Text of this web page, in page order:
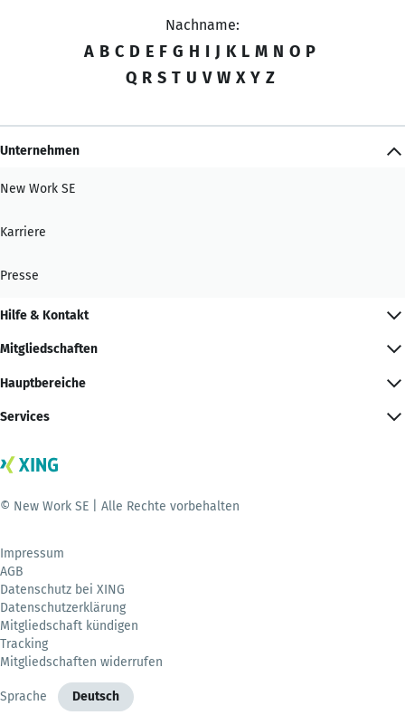
Nachname:
A B C D E F G H I J K L M N O P
Q R S T U V W X Y Z
Unternehmen
New Work SE
Karriere
Presse
Hilfe & Kontakt
Mitgliedschaften
Hauptbereiche
Services
© New Work SE | Alle Rechte vorbehalten
Impressum
AGB
Datenschutz bei XING
Datenschutzerklärung
Mitgliedschaft kündigen
Tracking
Mitgliedschaften widerrufen
Sprache Deutsch